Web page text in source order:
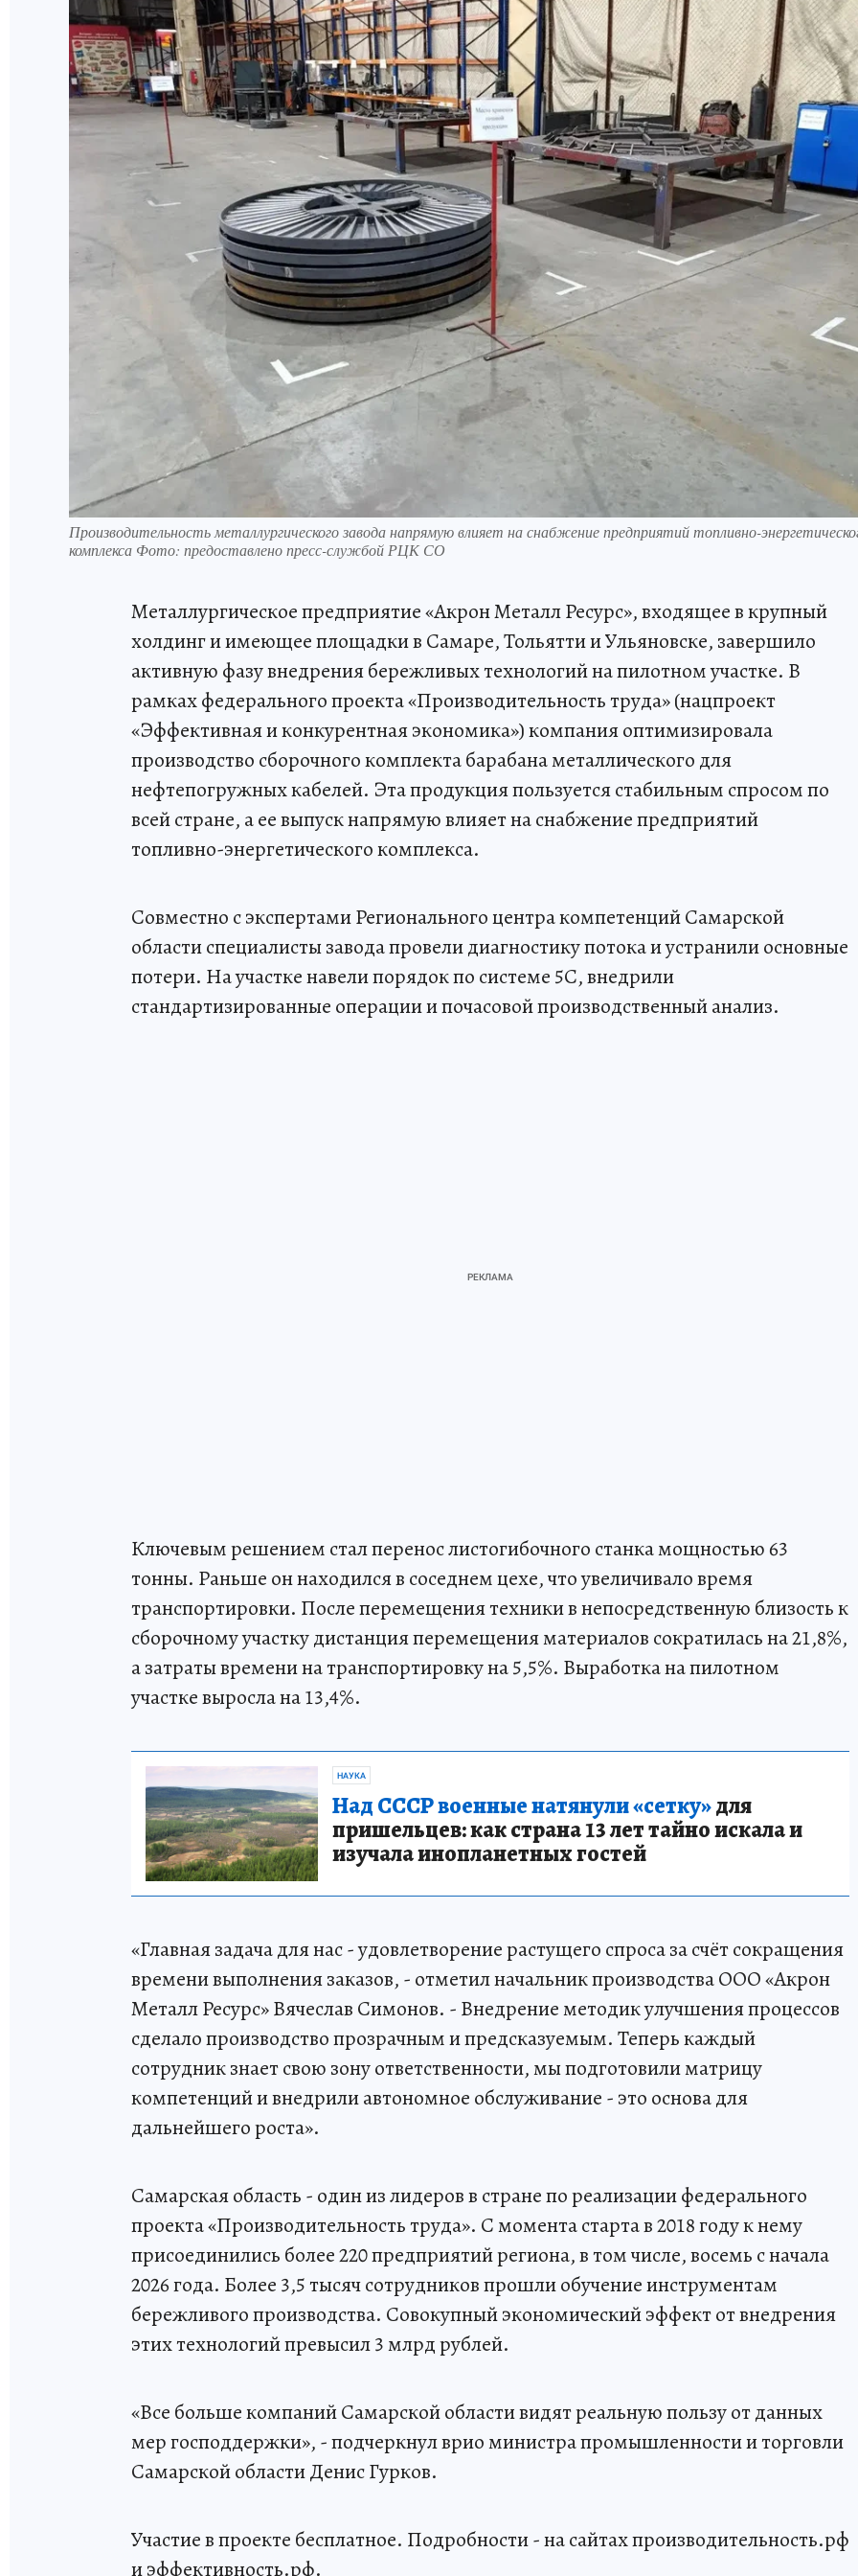
Производительность металлургического завода напрямую влияет на снабжение предприятий топливно-
комплекса Фото: предоставлено пресс-службой РЦК СО
Металлургическое предприятие «Акрон Металл Ресурс», входящее в крупный
холдинг и имеющее площадки в Самаре, Тольятти и Ульяновске, завершило
активную фазу внедрения бережливых технологий на пилотном участке. В
рамках федерального проекта «Производительность труда» (нацпроект
«Эффективная и конкурентная экономика») компания оптимизировала
производство сборочного комплекта барабана металлического для
нефтепогружных кабелей. Эта продукция пользуется стабильным спросом по
всей стране, а ее выпуск напрямую влияет на снабжение предприятий
топливно-энергетического комплекса.
Совместно с экспертами Регионального центра компетенций Самарской
области специалисты завода провели диагностику потока и устранили основные
потери. На участке навели порядок по системе 5С, внедрили
стандартизированные операции и почасовой производственный анализ.
Ключевым решением стал перенос листогибочного станка мощностью 63
тонны. Раньше он находился в соседнем цехе, что увеличивало время
транспортировки. После перемещения техники в непосредственную близость к
сборочному участку дистанция перемещения материалов сократилась на 21,8%,
а затраты времени на транспортировку на 5,5%. Выработка на пилотном
участке выросла на 13,4%.
НАУКА
Над СССР военные натянули «сетку»для
пришельцев: как страна 13 лет тайно искала и
изучала инопланетных гостей
«Главная задача для нас - удовлетворение растущего спроса за счёт сокращения
времени выполнения заказов, - отметил начальник производства ООО «Акрон
Металл Ресурс» Вячеслав Симонов. - Внедрение методик улучшения процессов
сделало производство прозрачным и предсказуемым. Теперь каждый
сотрудник знает свою зону ответственности, мы подготовили матрицу
компетенций и внедрили автономное обслуживание - это основа для
дальнейшего роста».
Самарская область - один из лидеров в стране по реализации федерального
проекта «Производительность труда». С момента старта в 2018 году к нему
присоединились более 220 предприятий региона, в том числе, восемь с начала
2026 года. Более 3,5 тысяч сотрудников прошли обучение инструментам
бережливого производства. Совокупный экономический эффект от внедрения
этих технологий превысил 3 млрд рублей.
«Все больше компаний Самарской области видят реальную пользу от данных
мер господдержки», - подчеркнул врио министра промышленности и торговли
Самарской области Денис Гурков.
Участие в проекте бесплатное. Подробности - на сайтах производительность.рф
и эффективность.рф.